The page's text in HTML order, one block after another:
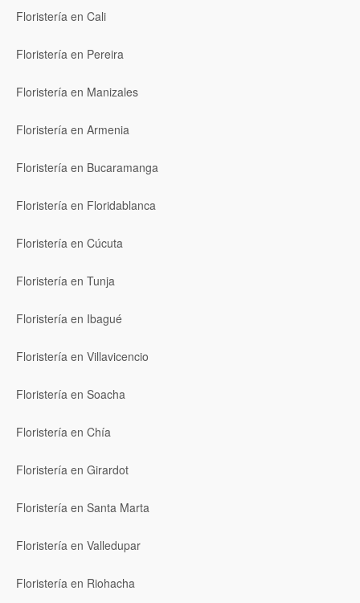
Floristería en Cali
Floristería en Pereira
Floristería en Manizales
Floristería en Armenia
Floristería en Bucaramanga
Floristería en Floridablanca
Floristería en Cúcuta
Floristería en Tunja
Floristería en Ibagué
Floristería en Villavicencio
Floristería en Soacha
Floristería en Chía
Floristería en Girardot
Floristería en Santa Marta
Floristería en Valledupar
Floristería en Riohacha